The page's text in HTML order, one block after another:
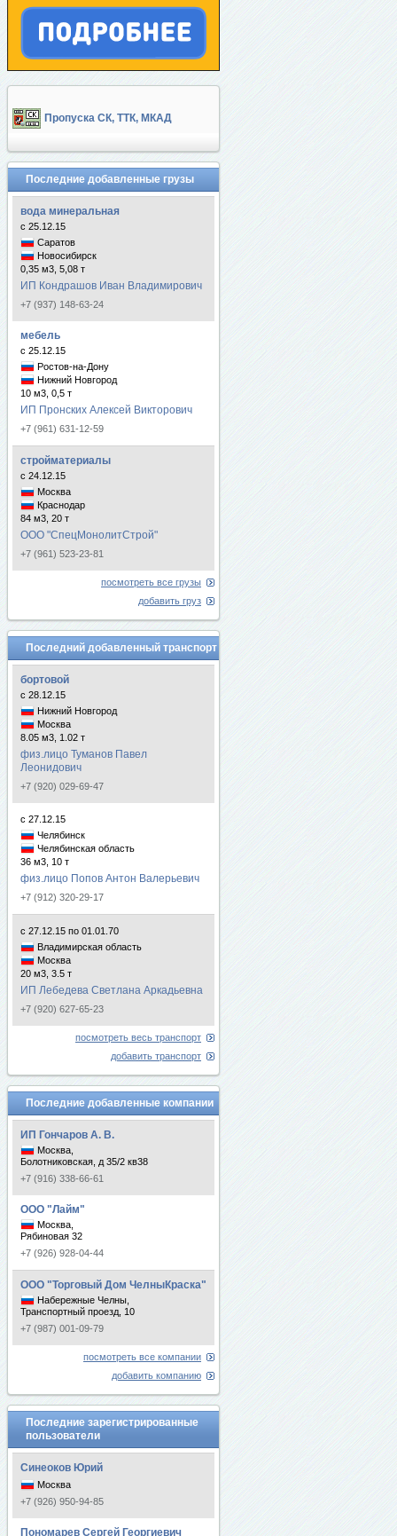
Пропуска СК, ТТК, МКАД
Последние добавленные грузы
вода минеральная
с 25.12.15
Саратов
Новосибирск
0,35 м3, 5,08 т
ИП Кондрашов Иван Владимирович
+7 (937) 148-63-24
мебель
с 25.12.15
Ростов-на-Дону
Нижний Новгород
10 м3, 0,5 т
ИП Пронских Алексей Викторович
+7 (961) 631-12-59
стройматериалы
с 24.12.15
Москва
Краснодар
84 м3, 20 т
ООО "СпецМонолитСтрой"
+7 (961) 523-23-81
посмотреть все грузы
добавить груз
Последний добавленный транспорт
бортовой
с 28.12.15
Нижний Новгород
Москва
8.05 м3, 1.02 т
физ.лицо Туманов Павел
Леонидович
+7 (920) 029-69-47
с 27.12.15
Челябинск
Челябинская область
36 м3, 10 т
физ.лицо Попов Антон Валерьевич
+7 (912) 320-29-17
с 27.12.15 по 01.01.70
Владимирская область
Москва
20 м3, 3.5 т
ИП Лебедева Светлана Аркадьевна
+7 (920) 627-65-23
посмотреть весь транспорт
добавить транспорт
Последние добавленные компании
ИП Гончаров А. В.
Москва,
Болотниковская, д 35/2 кв38
+7 (916) 338-66-61
ООО "Лайм"
Москва,
Рябиновая 32
+7 (926) 928-04-44
ООО "Торговый Дом ЧелныКраска"
Набережные Челны,
Транспортный проезд, 10
+7 (987) 001-09-79
посмотреть все компании
добавить компанию
Последние зарегистрированные
пользователи
Синеоков Юрий
Москва
+7 (926) 950-94-85
Пономарев Сергей Георгиевич